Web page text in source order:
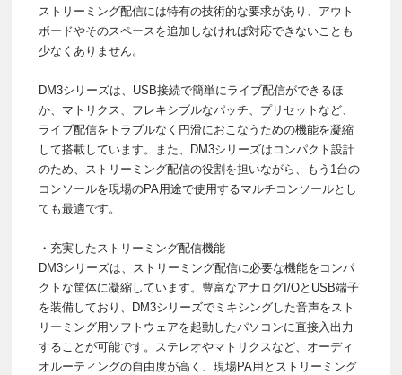
ストリーミング配信には特有の技術的な要求があり、アウト
ボードやそのスペースを追加しなければ対応できないことも
少なくありません。
DM3シリーズは、USB接続で簡単にライブ配信ができるほ
か、マトリクス、フレキシブルなパッチ、プリセットなど、
ライブ配信をトラブルなく円滑におこなうための機能を凝縮
して搭載しています。また、DM3シリーズはコンパクト設計
のため、ストリーミング配信の役割を担いながら、もう1台の
コンソールを現場のPA用途で使用するマルチコンソールとし
ても最適です。
・充実したストリーミング配信機能
DM3シリーズは、ストリーミング配信に必要な機能をコンパ
クトな筐体に凝縮しています。豊富なアナログI/OとUSB端子
を装備しており、DM3シリーズでミキシングした音声をスト
リーミング用ソフトウェアを起動したパソコンに直接入出力
することが可能です。ステレオやマトリクスなど、オーディ
オルーティングの自由度が高く、現場PA用とストリーミング